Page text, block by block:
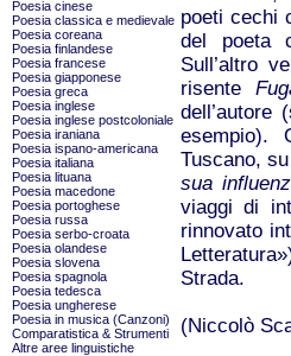
Poesia cinese
Poesia classica e medievale
Poesia coreana
Poesia finlandese
Poesia francese
Poesia giapponese
Poesia greca
Poesia inglese
Poesia inglese postcoloniale
Poesia iraniana
Poesia ispano-americana
Poesia italiana
Poesia lituana
Poesia macedone
Poesia portoghese
Poesia russa
Poesia serbo-croata
Poesia olandese
Poesia slovena
Poesia spagnola
Poesia tedesca
Poesia ungherese
Poesia in musica (Canzoni)
Comparatistica & Strumenti
Altre aree linguistiche
poeti cechi
del poeta
Sull’altro
risente
dell’autore
esempio).
Tuscano, su
sua
viaggi di
rinnovato
Strada.
(Niccolò